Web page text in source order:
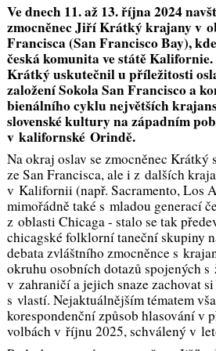
Ve dnech 11. až 13. října 2024
zmocněnec Jiří Krátký krajany v
Francisca (San Francisco Bay),
česká komunita ve státě Kalifornie.
Krátký uskutečnil u příležitosti
založení Sokola San Francisco a
bienálního cyklu největších
slovenské kultury na západním
v kalifornské Orindě.
Na okraj oslav se zmocněnec Krátký
ze San Francisca, ale i z dalších
v Kalifornii (např. Sacramento, Los
mimořádně také s mladou generací
z oblasti Chicaga - stalo se tak
chicagské folklorní taneční skupiny
debata zvláštního zmocněnce s
okruhu osobních dotazů spojených s
v zahraničí a jejich snaze zachovat
s vlastí. Nejaktuálnějším tématem
korespondenční způsob hlasování v
volbách v říjnu 2025, schválený v